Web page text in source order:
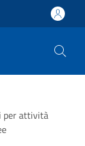
per attività